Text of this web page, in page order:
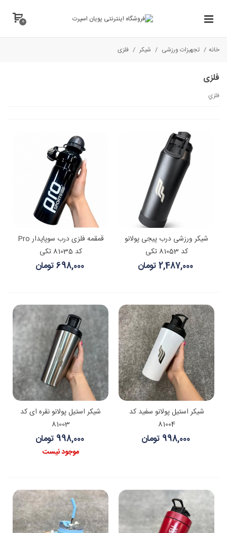
0
خانه / تجهیزات ورزشی / شیکر / فلزی
فلزی
فلزي
شیکر ورزشی درب پیجی پولانو
کد 81053 تکی
2,487,000 تومان
قمقمه فلزی درب سوپاپدار Pro
کد 81035 تکی
698,000 تومان
شیکر استیل پولانو سفید کد
81004
998,000 تومان
شیکر استیل پولانو نقره ای کد
81003
998,000 تومان
موجود نیست